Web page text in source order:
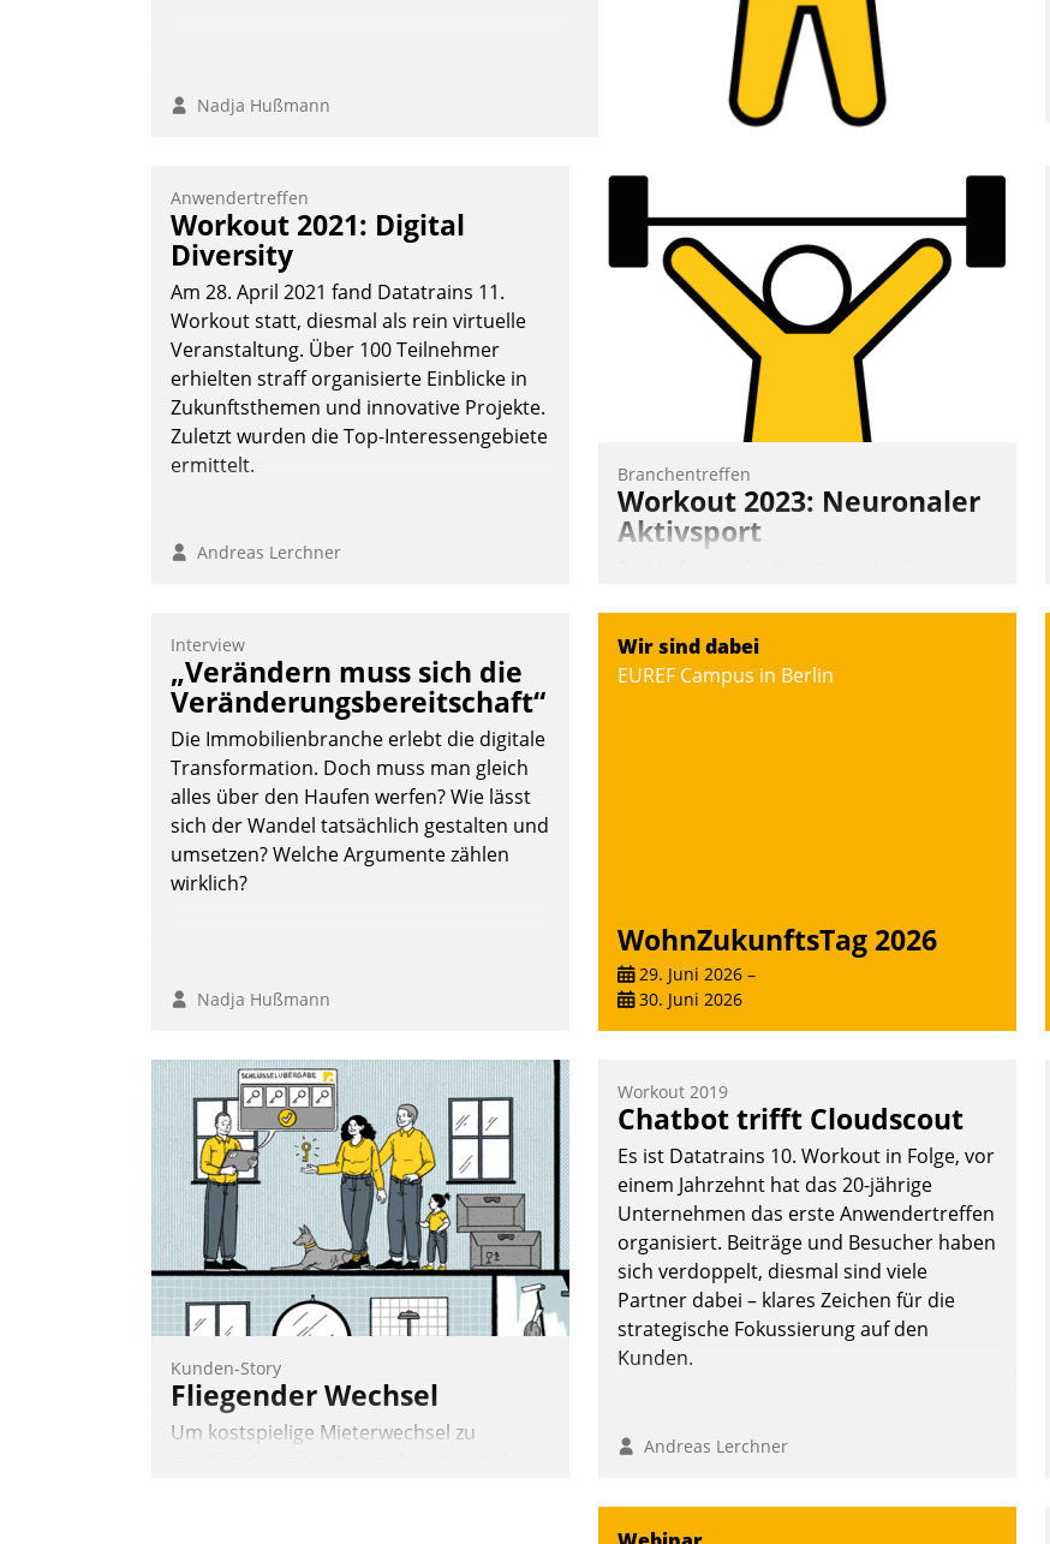
Nadja Hußmann
Anwendertreffen
Workout 2021: Digital
Diversity
Am 28. April 2021 fand Datatrains 11.
Workout statt, diesmal als rein virtuelle
Veranstaltung. Über 100 Teilnehmer
erhielten straff organisierte Einblicke in
Zukunftsthemen und innovative Projekte.
Zuletzt wurden die Top-Interessengebiete
ermittelt.
Andreas Lerchner
Branchentreffen
Workout 2023: Neuronaler
Aktivsport
Vernetzungsideen fürs Quartier.
Dazwischen zeigte Datatrain, was es
Interview
„Verändern muss sich die
Veränderungsbereitschaft“
Die Immobilienbranche erlebt die digitale
Transformation. Doch muss man gleich
alles über den Haufen werfen? Wie lässt
sich der Wandel tatsächlich gestalten und
umsetzen? Welche Argumente zählen
wirklich?
Nadja Hußmann
Wir sind dabei
EUREF Campus in Berlin
WohnZukunftsTag 2026
29. Juni 2026 –
30. Juni 2026
Kunden-Story
Fliegender Wechsel
Um kostspielige Mieterwechsel zu
Workout 2019
Chatbot trifft Cloudscout
Es ist Datatrains 10. Workout in Folge, vor
einem Jahrzehnt hat das 20-jährige
Unternehmen das erste Anwendertreffen
organisiert. Beiträge und Besucher haben
sich verdoppelt, diesmal sind viele
Partner dabei – klares Zeichen für die
strategische Fokussierung auf den
Kunden.
Andreas Lerchner